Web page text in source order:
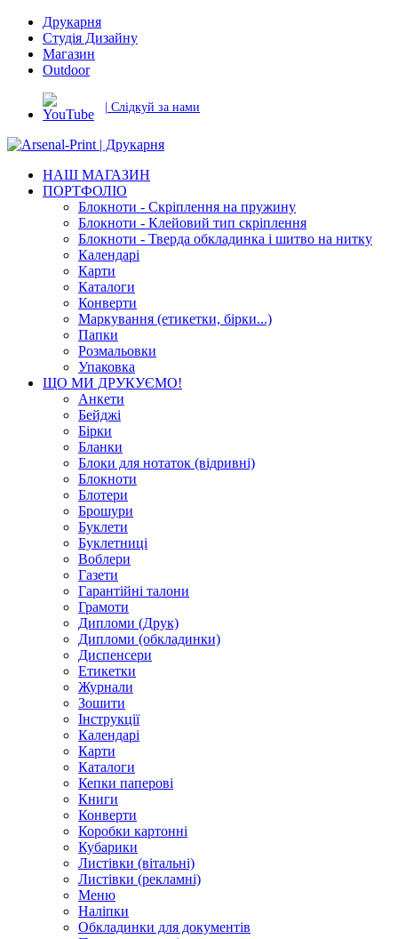
Друкарня
Студія Дизайну
Магазин
Outdoor
| Слідкуй за нами
НАШ МАГАЗИН
ПОРТФОЛІО
Блокноти - Скріплення на пружину
Блокноти - Клейовий тип скріплення
Блокноти - Тверда обкладинка і шитво на нитку
Календарі
Карти
Каталоги
Конверти
Маркування (етикетки, бірки...)
Папки
Розмальовки
Упаковка
ЩО МИ ДРУКУЄМО!
Анкети
Бейджі
Бірки
Бланки
Блоки для нотаток (відривні)
Блокноти
Блотери
Брошури
Буклети
Буклетниці
Воблери
Газети
Гарантійні талони
Грамоти
Дипломи (Друк)
Дипломи (обкладинки)
Диспенсери
Етикетки
Журнали
Зошити
Інструкції
Календарі
Карти
Каталоги
Кепки паперові
Книги
Конверти
Коробки картонні
Кубарики
Листівки (вітальні)
Листівки (рекламні)
Меню
Наліпки
Обкладинки для документів